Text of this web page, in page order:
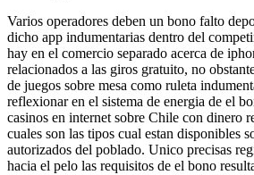
Varios operadores deben un bono falto
dicho app indumentarias dentro del
hay en el comercio separado acerca de
relacionados a las giros gratuito, no
de juegos sobre mesa como ruleta
reflexionar en el sistema de energia de el
casinos en internet sobre Chile con dinero
cuales son las tipos cual estan disponibles
autorizados del poblado. Unico precisas
hacia el pelo las requisitos de el bono